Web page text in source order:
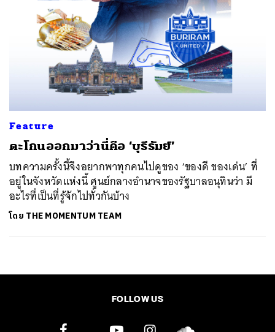
Feature
ตะโกนออกมาว่านี่คือ ‘บุรีรัมย์’
บทความครั้งนี้จึงอยากพาทุกคนไปดูของ ‘ของดี ของเด่น’ ที่
อยู่ในจังหวัดแห่งนี้ ศูนย์กลางอำนาจของรัฐบาลอนุทินว่า มี
อะไรที่เป็นที่รู้จักไปทั่วกันบ้าง
โดย THE MOMENTUM TEAM
FOLLOW US
SHARE TWEET LINE EMAIL